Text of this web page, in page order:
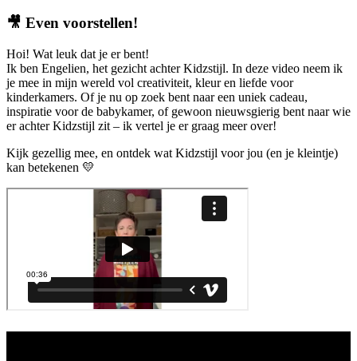
🎥 Even voorstellen!
Hoi! Wat leuk dat je er bent!
Ik ben Engelien, het gezicht achter Kidzstijl. In deze video neem ik
je mee in mijn wereld vol creativiteit, kleur en liefde voor
kinderkamers. Of je nu op zoek bent naar een uniek cadeau,
inspiratie voor de babykamer, of gewoon nieuwsgierig bent naar wie
er achter Kidzstijl zit – ik vertel je er graag meer over!
Kijk gezellig mee, en ontdek wat Kidzstijl voor jou (en je kleintje)
kan betekenen 💛